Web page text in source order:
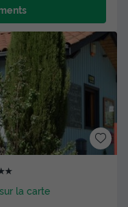
la carte